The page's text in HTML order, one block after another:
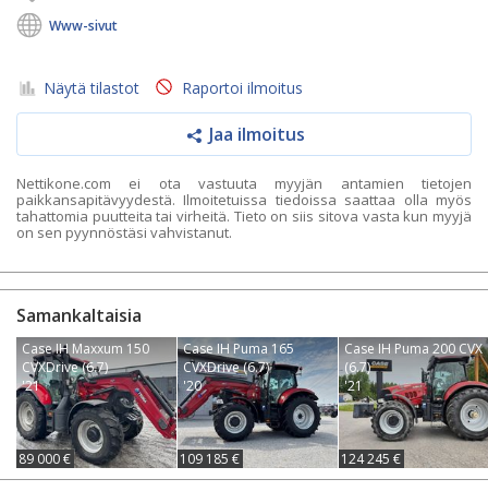
Www-sivut
Näytä tilastot Raportoi ilmoitus
Jaa ilmoitus
Nettikone.com ei ota vastuuta myyjän antamien tietojen
paikkansapitävyydestä. Ilmoitetuissa tiedoissa saattaa olla myös
tahattomia puutteita tai virheitä. Tieto on siis sitova vasta kun myyjä
on sen pyynnöstäsi vahvistanut.
Samankaltaisia
Case IH Maxxum 150
CVXDrive (6.7)
'21
89 000 €
Case IH Puma 165
CVXDrive (6.7)
'20
109 185 €
Case IH Puma 200 CVX
(6.7)
'21
124 245 €